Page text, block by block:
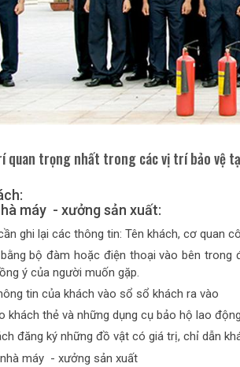
quan trọng nhất trong các vị trí bảo vệ
máy - xưởng sản xuất:
ghi lại các thông tin: Tên khách, cơ quan
bộ đàm hoặc điện thoại vào bên
ý của người muốn gặp.
tin của khách vào sổ sổ khách ra vào
khách thẻ và những dụng cụ bảo hộ lao
đăng ký những đồ vật có giá trị, chỉ dẫn
máy - xưởng sản xuất